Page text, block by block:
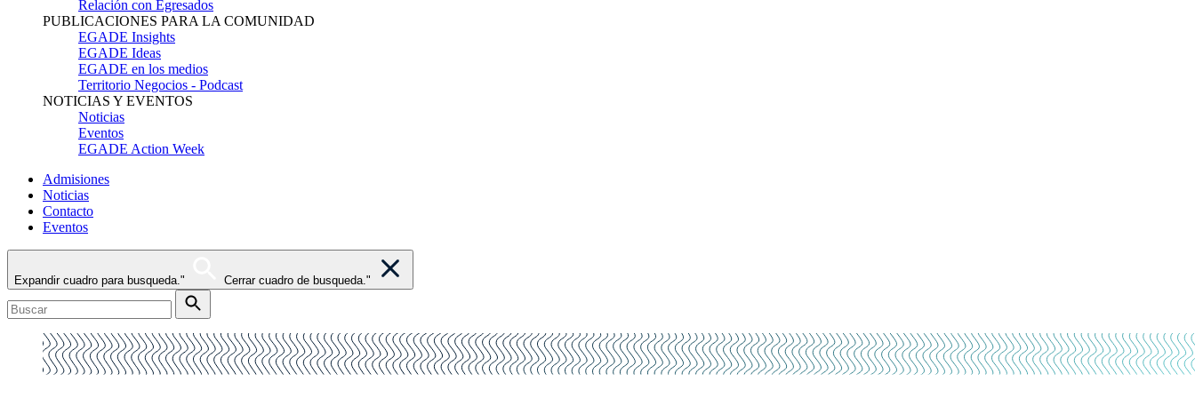
Relación con Egresados
PUBLICACIONES PARA LA COMUNIDAD
EGADE Insights
EGADE Ideas
EGADE en los medios
Territorio Negocios - Podcast
NOTICIAS Y EVENTOS
Noticias
Eventos
EGADE Action Week
Admisiones
Noticias
Contacto
Eventos
Expandir cuadro para busqueda." Cerrar cuadro de busqueda."